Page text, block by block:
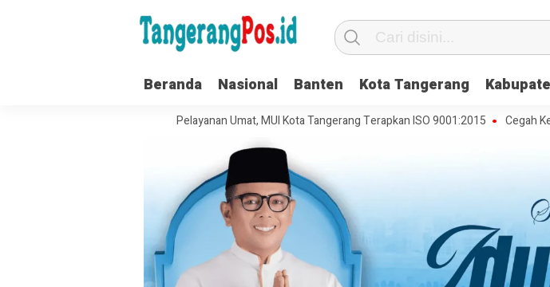
Beranda Nasional Banten Kota Tangerang
Kelola Organisasi dan Pelayanan Umat, MUI Kota Tangerang Terapkan ISO 9001:2015 Cegah